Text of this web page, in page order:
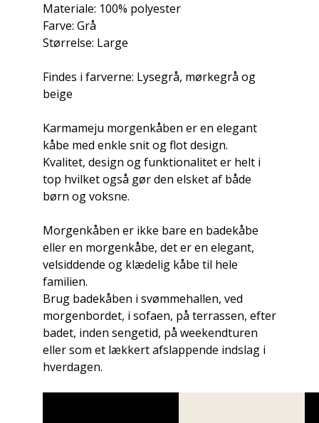
Materiale: 100% polyester
Farve: Grå
Størrelse: Large
Findes i farverne: Lysegrå, mørkegrå og
beige
Karmameju morgenkåben er en elegant
kåbe med enkle snit og flot design.
Kvalitet, design og funktionalitet er helt i
top hvilket også gør den elsket af både
børn og voksne.
Morgenkåben er ikke bare en badekåbe
eller en morgenkåbe, det er en elegant,
velsiddende og klædelig kåbe til hele
familien.
Brug badekåben i svømmehallen, ved
morgenbordet, i sofaen, på terrassen, efter
badet, inden sengetid, på weekendturen
eller som et lækkert afslappende indslag i
hverdagen.